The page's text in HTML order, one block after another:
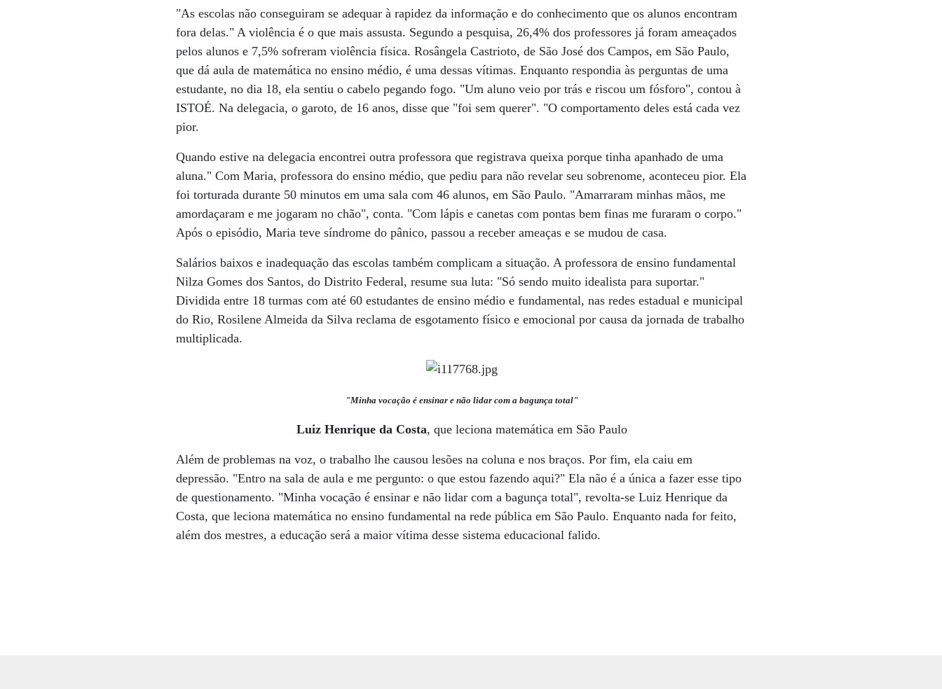
"As escolas não conseguiram se adequar à rapidez da informação e do conhecimento que os alunos encontram
fora delas." A violência é o que mais assusta. Segundo a pesquisa, 26,4% dos professores já foram ameaçados
pelos alunos e 7,5% sofreram violência física. Rosângela Castrioto, de São José dos Campos, em São Paulo,
que dá aula de matemática no ensino médio, é uma dessas vítimas. Enquanto respondia às perguntas de uma
estudante, no dia 18, ela sentiu o cabelo pegando fogo. "Um aluno veio por trás e riscou um fósforo", contou à
ISTOÉ. Na delegacia, o garoto, de 16 anos, disse que "foi sem querer". "O comportamento deles está cada vez
pior.
Quando estive na delegacia encontrei outra professora que registrava queixa porque tinha apanhado de uma
aluna." Com Maria, professora do ensino médio, que pediu para não revelar seu sobrenome, aconteceu pior. Ela
foi torturada durante 50 minutos em uma sala com 46 alunos, em São Paulo. "Amarraram minhas mãos, me
amordaçaram e me jogaram no chão", conta. "Com lápis e canetas com pontas bem finas me furaram o corpo."
Após o episódio, Maria teve síndrome do pânico, passou a receber ameaças e se mudou de casa.
Salários baixos e inadequação das escolas também complicam a situação. A professora de ensino fundamental
Nilza Gomes dos Santos, do Distrito Federal, resume sua luta: "Só sendo muito idealista para suportar."
Dividida entre 18 turmas com até 60 estudantes de ensino médio e fundamental, nas redes estadual e municipal
do Rio, Rosilene Almeida da Silva reclama de esgotamento físico e emocional por causa da jornada de trabalho
multiplicada.
"Minha vocação é ensinar e não lidar com a bagunça total"
Luiz Henrique da Costa, que leciona matemática em São Paulo
Além de problemas na voz, o trabalho lhe causou lesões na coluna e nos braços. Por fim, ela caiu em
depressão. "Entro na sala de aula e me pergunto: o que estou fazendo aqui?" Ela não é a única a fazer esse tipo
de questionamento. "Minha vocação é ensinar e não lidar com a bagunça total", revolta-se Luiz Henrique da
Costa, que leciona matemática no ensino fundamental na rede pública em São Paulo. Enquanto nada for feito,
além dos mestres, a educação será a maior vítima desse sistema educacional falido.